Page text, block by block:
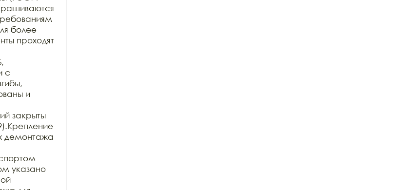
более
проходят
с
и
закрыты
демонтажа
указано